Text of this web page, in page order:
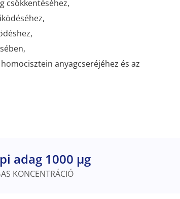
csökkentéséhez,
anyagcseréjéhez és az
adag 1000 µg
KONCENTRÁCIÓ